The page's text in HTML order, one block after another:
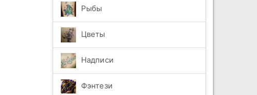
Рыбы
Цветы
Надписи
Фэнтези